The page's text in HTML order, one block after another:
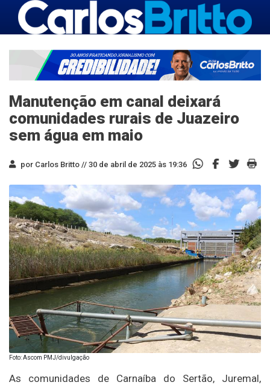
Manutenção em canal deixará
comunidades rurais de Juazeiro
sem água em maio
por Carlos Britto // 30 de abril de 2025 às 19:36
Foto: Ascom PMJ/divulgação
As comunidades de Carnaíba do Sertão, Juremal,